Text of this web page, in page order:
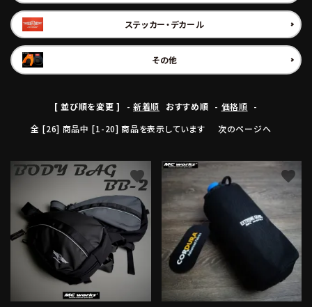
商品カテゴリ
ブランド
ステッカー・デカール
その他
[ 並び順を変更 ] -新着順 おすすめ順 - 価格順 -
全 [26] 商品中 [1-20] 商品を表示しています
次のページへ
favorite favorite